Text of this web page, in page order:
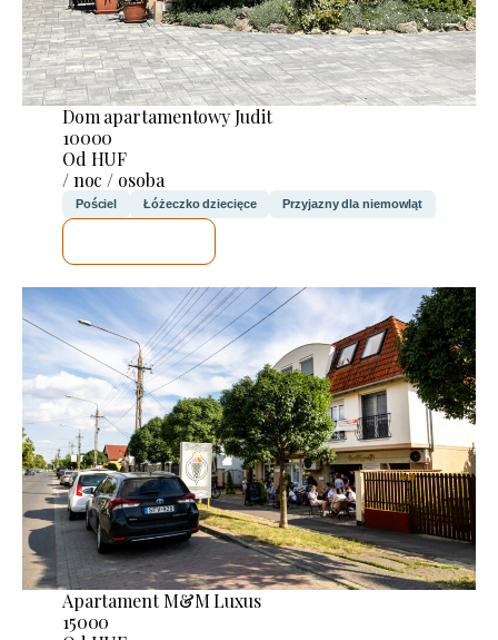
Dom apartamentowy Judit
10000
Od HUF
/ noc / osoba
Pościel Łóżeczko dziecięce Przyjazny dla niemowląt
Apartament M&M Luxus
15000